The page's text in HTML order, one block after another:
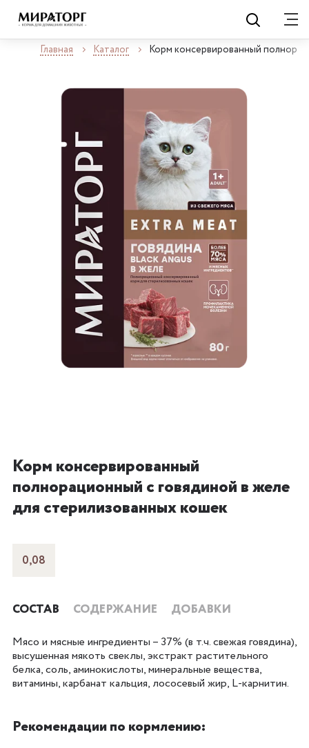
Главная Каталог Корм консервированный
Корм консервированный
полнорационный с говядиной в желе
для стерилизованных кошек
0,08
СОСТАВ СОДЕРЖАНИЕ ДОБАВКИ
Мясо и мясные ингредиенты – 37% (в т.ч. свежая говядина),
высушенная мякоть свеклы, экстракт растительного
белка, соль, аминокислоты, минеральные вещества,
витамины, карбанат кальция, лососевый жир, L-карнитин.
Рекомендации по кормлению: